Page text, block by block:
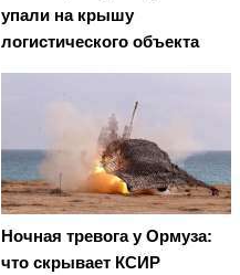
упали на крышу
логистического объекта
Ночная тревога у Ормуза:
что скрывает КСИР